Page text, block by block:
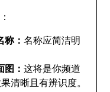
称：名称应简洁明
图：这将是你频道
清晰且有辨识度。